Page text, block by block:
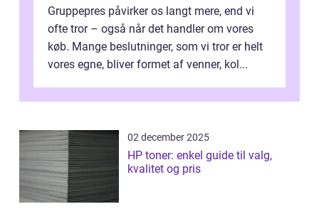
Gruppepres påvirker os langt mere, end vi
ofte tror – også når det handler om vores
køb. Mange beslutninger, som vi tror er helt
vores egne, bliver formet af venner, kol...
02 december 2025
HP toner: enkel guide til valg,
kvalitet og pris